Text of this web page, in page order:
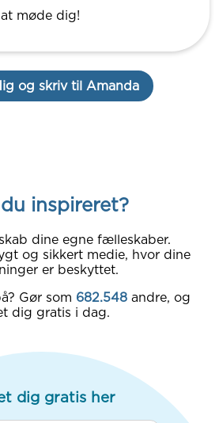
møde dig!
og skriv til Amanda
inspireret?
dine egne fælleskaber.
og sikkert medie, hvor dine
er beskyttet.
Gør som 682.548 andre, og
dig gratis i dag.
dig gratis her